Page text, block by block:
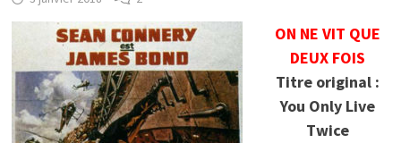
ON NE VIT QUE
DEUX FOIS
Titre original :
You Only Live
Twice